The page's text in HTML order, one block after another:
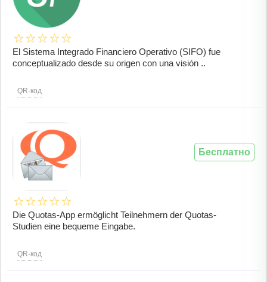
El Sistema Integrado Financiero Operativo (SIFO) fue
conceptualizado desde su origen con una visión ..
QR-код
Die Quotas-App ermöglicht Teilnehmern der Quotas-
Studien eine bequeme Eingabe.
QR-код
Бесплатно